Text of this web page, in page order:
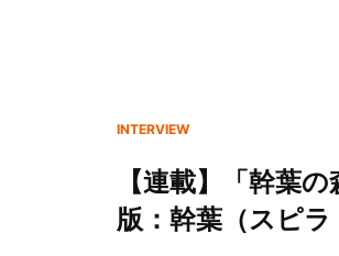
INTERVIEW
【連載】「幹葉
版：幹葉（スピ